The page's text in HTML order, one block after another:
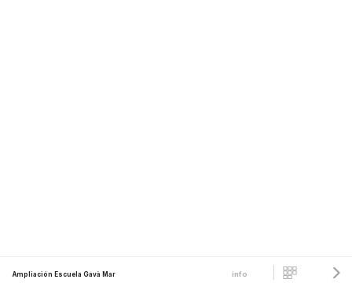
Ampliación Escuela Gavà Mar info